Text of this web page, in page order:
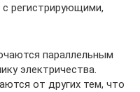
регистрирующими,
параллельным
электричества.
от других тем, что